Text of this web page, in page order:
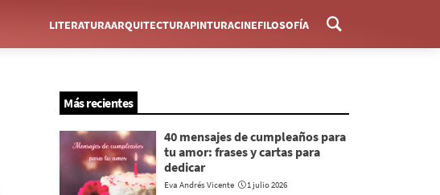
Menú
LITERATURAARQUITECTURAPINTURACINEFILOSOFÍA
Más recientes
40 mensajes de cumpleaños para
tu amor: frases y cartas para
dedicar
Eva Andrés Vicente 1 julio 2026